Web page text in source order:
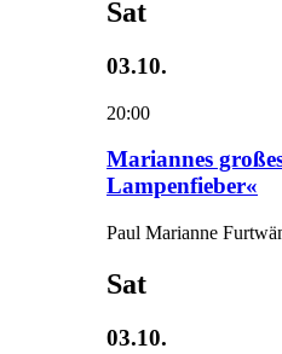
Sat
03.10.
20:00
Mariannes
Lampenfieber«
Paul Marianne
Sat
03.10.